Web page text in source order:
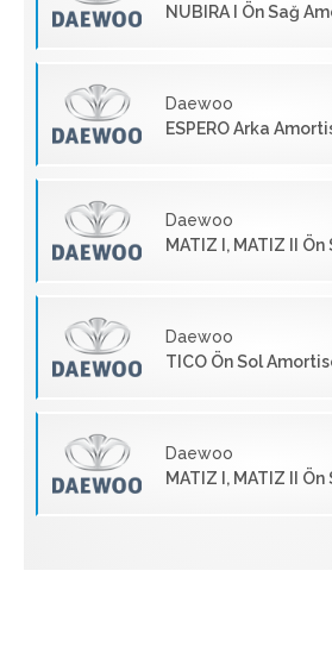
NUBIRA I Ön Sağ
Daewoo
ESPERO Arka
Daewoo
MATIZ I, MATIZ II
Daewoo
TICO Ön Sol
Daewoo
MATIZ I, MATIZ II